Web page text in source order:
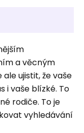
a věcným
ujistit, že vaše
i vaše blízké. To
rodiče. To je
vyhledávání